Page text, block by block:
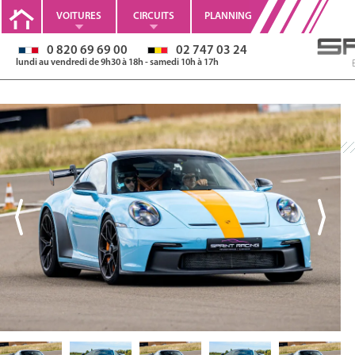
VOITURES CIRCUITS PLANNING
0 820 69 69 00 02 747 03 24
lundi au vendredi de 9h30 à 18h - samedi 10h à 17h